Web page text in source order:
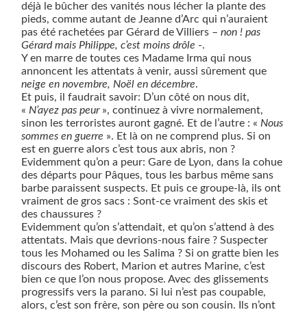
déjà le bûcher des vanités nous lécher la plante des
pieds, comme autant de Jeanne d’Arc qui n’auraient
pas été rachetées par Gérard de Villiers –non ! pas
Gérard mais Philippe, c’est moins drôle -.
Y en marre de toutes ces Madame Irma qui nous
annoncent les attentats à venir, aussi sûrement que
neige en novembre, Noël en décembre.
Et puis, il faudrait savoir: D’un côté on nous dit,
«N’ayez pas peur », continuez à vivre normalement,
sinon les terroristes auront gagné. Et de l’autre : «Nous
sommes en guerre ». Et là on ne comprend plus. Si on
est en guerre alors c’est tous aux abris, non ?
Evidemment qu’on a peur: Gare de Lyon, dans la cohue
des départs pour Pâques, tous les barbus même sans
barbe paraissent suspects. Et puis ce groupe-là, ils ont
vraiment de gros sacs : Sont-ce vraiment des skis et
des chaussures ?
Evidemment qu’on s’attendait, et qu’on s’attend à des
attentats. Mais que devrions-nous faire ? Suspecter
tous les Mohamed ou les Salima ? Si on gratte bien les
discours des Robert, Marion et autres Marine, c’est
bien ce que l’on nous propose. Avec des glissements
progressifs vers la parano. Si lui n’est pas coupable,
alors, c’est son frère, son père ou son cousin. Ils n’ont